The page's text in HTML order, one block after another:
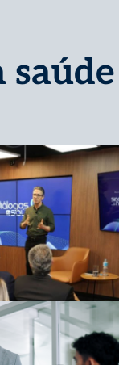
saúde